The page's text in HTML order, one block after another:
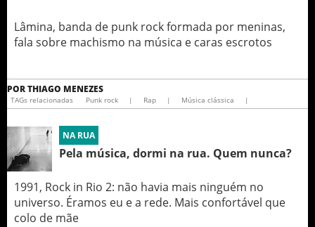
Lâmina, banda de punk rock formada por meninas,
fala sobre machismo na música e caras escrotos
PORTHIAGO MENEZES
TAGs relacionadas Punk rock | Rap | Música clássica |
NA RUA
Pela música, dormi na rua. Quem nunca?
1991, Rock in Rio 2: não havia mais ninguém no
universo. Éramos eu e a rede. Mais confortável que
colo de mãe